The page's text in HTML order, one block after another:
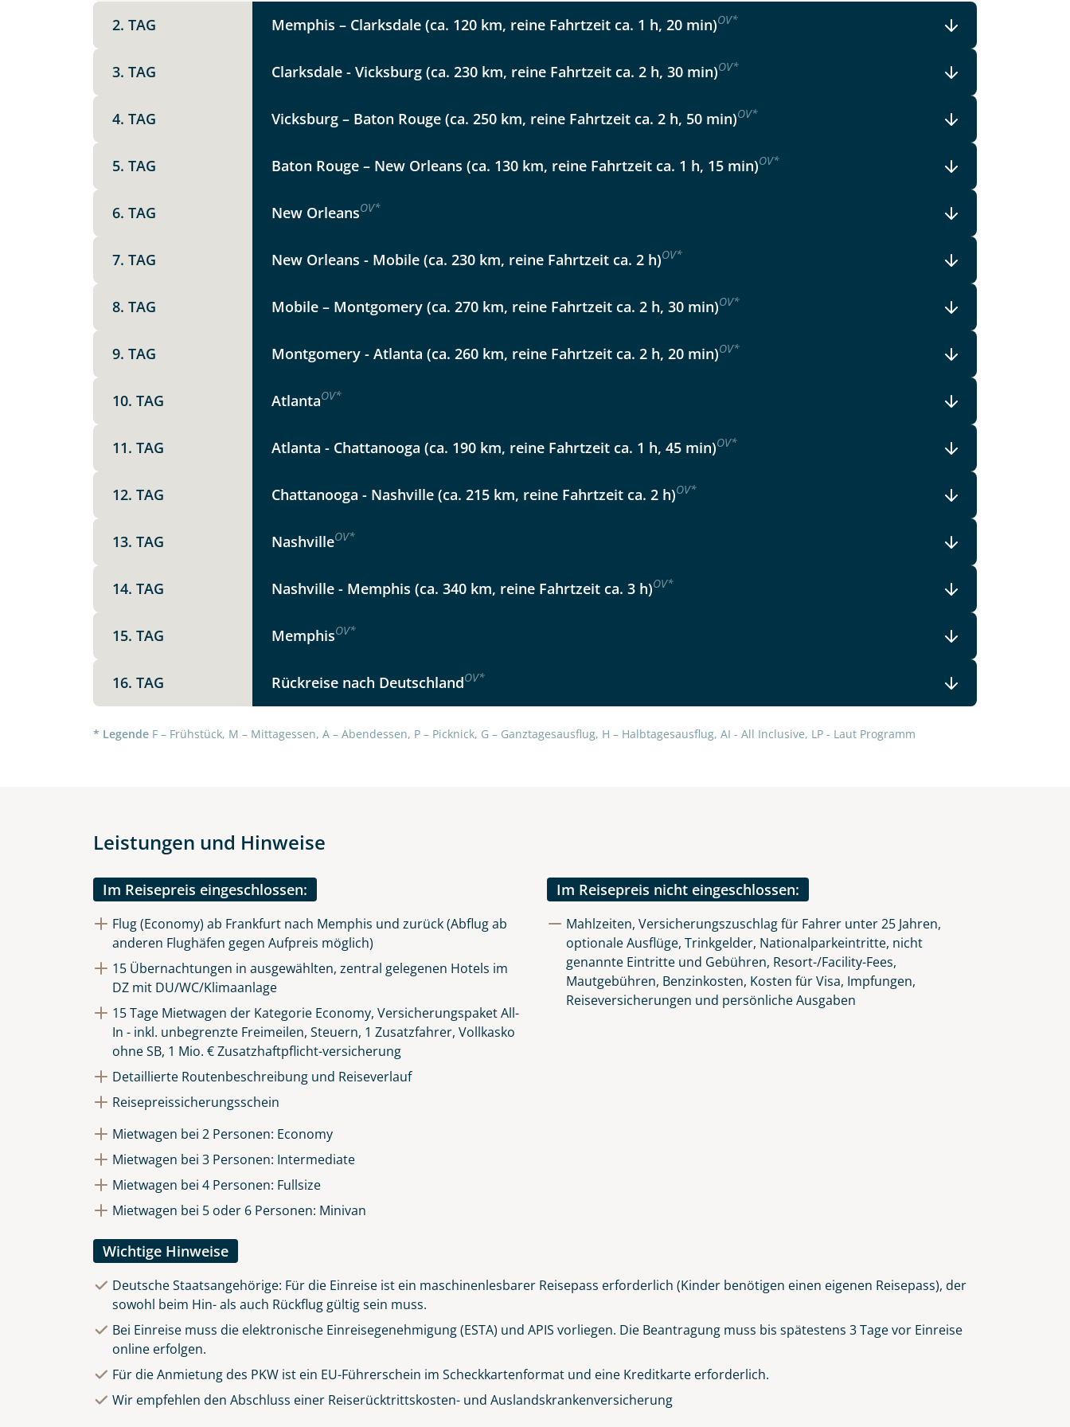
Charme, Live-Musik und wunderschöne Natur
Telegram per E-Mail senden
Link kopieren
2. TAG Memphis – Clarksdale (ca. 120 km, reine Fahrtzeit ca. 1 h, 20 min)OV*
3. TAG Clarksdale - Vicksburg (ca. 230 km, reine Fahrtzeit ca. 2 h, 30 min)OV*
4. TAG Vicksburg – Baton Rouge (ca. 250 km, reine Fahrtzeit ca. 2 h, 50 min)OV*
5. TAG Baton Rouge – New Orleans (ca. 130 km, reine Fahrtzeit ca. 1 h, 15 min)OV*
6. TAG New OrleansOV*
7. TAG New Orleans - Mobile (ca. 230 km, reine Fahrtzeit ca. 2 h)OV*
8. TAG Mobile – Montgomery (ca. 270 km, reine Fahrtzeit ca. 2 h, 30 min)OV*
9. TAG Montgomery - Atlanta (ca. 260 km, reine Fahrtzeit ca. 2 h, 20 min)OV*
10. TAG AtlantaOV*
11. TAG Atlanta - Chattanooga (ca. 190 km, reine Fahrtzeit ca. 1 h, 45 min)OV*
12. TAG Chattanooga - Nashville (ca. 215 km, reine Fahrtzeit ca. 2 h)OV*
13. TAG NashvilleOV*
14. TAG Nashville - Memphis (ca. 340 km, reine Fahrtzeit ca. 3 h)OV*
15. TAG MemphisOV*
16. TAG Rückreise nach DeutschlandOV*
* Legende F – Frühstück, M – Mittagessen, A – Abendessen, P – Picknick, G – Ganztagesausflug, H – Halbtagesausflug, AI - All Inclusive, LP - Laut Programm
Leistungen und Hinweise
Im Reisepreis eingeschlossen:
Flug (Economy) ab Frankfurt nach Memphis und zurück (Abflug ab
anderen Flughäfen gegen Aufpreis möglich)
15 Übernachtungen in ausgewählten, zentral gelegenen Hotels im
DZ mit DU/WC/Klimaanlage
15 Tage Mietwagen der Kategorie Economy, Versicherungspaket All-
In - inkl. unbegrenzte Freimeilen, Steuern, 1 Zusatzfahrer, Vollkasko
ohne SB, 1 Mio. € Zusatzhaftpflicht-versicherung
Detaillierte Routenbeschreibung und Reiseverlauf
Reisepreissicherungsschein
Mietwagen bei 2 Personen: Economy
Mietwagen bei 3 Personen: Intermediate
Mietwagen bei 4 Personen: Fullsize
Mietwagen bei 5 oder 6 Personen: Minivan
Im Reisepreis nicht eingeschlossen:
Mahlzeiten, Versicherungszuschlag für Fahrer unter 25 Jahren,
optionale Ausflüge, Trinkgelder, Nationalparkeintritte, nicht
genannte Eintritte und Gebühren, Resort-/Facility-Fees,
Mautgebühren, Benzinkosten, Kosten für Visa, Impfungen,
Reiseversicherungen und persönliche Ausgaben
Wichtige Hinweise
Deutsche Staatsangehörige: Für die Einreise ist ein maschinenlesbarer Reisepass erforderlich (Kinder benötigen einen eigenen Reisepass), der
sowohl beim Hin- als auch Rückflug gültig sein muss.
Bei Einreise muss die elektronische Einreisegenehmigung (ESTA) und APIS vorliegen. Die Beantragung muss bis spätestens 3 Tage vor Einreise
online erfolgen.
Für die Anmietung des PKW ist ein EU-Führerschein im Scheckkartenformat und eine Kreditkarte erforderlich.
Wir empfehlen den Abschluss einer Reiserücktrittskosten- und Auslandskrankenversicherung
Angaben zur Reise
Unterkunft
Familienzimmer
Weitere Informationen
Datenschutz & Transparenz ist uns sehr wichtig!
Datenschutzerklärungund Widerrufhinweisezur Kenntnis genommen und akzeptiert haben.